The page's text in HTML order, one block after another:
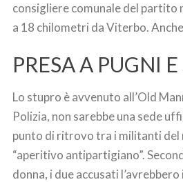
consigliere comunale del partito
a 18 chilometri da Viterbo.
PRESA A PUGNI
Lo stupro è avvenuto all’Old
Polizia, non sarebbe una sede
punto di ritrovo tra i militanti del
“aperitivo antipartigiano”.
donna, i due accusati